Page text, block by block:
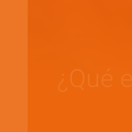
¿Qué